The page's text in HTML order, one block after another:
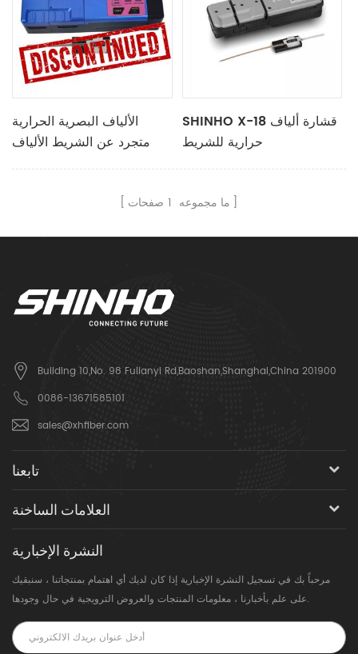
الألياف البصرية الحرارية
متجرد عن الشريط الألياف
X17
SHINHO X-18 قشارة ألياف
حرارية للشريط
ما مجموعه 1 صفحات
Building 10,No. 98 Fulianyi Rd,Baoshan,Shanghai,China 201900
0086-13671585101
sales@xhfiber.com
تابعنا
العلامات الساخنة
النشرة الإخبارية
مرحباً بك في تسجيل النشرة الإخبارية إذا كان لديك أي اهتمام بمنتجاتنا ، سنبقيك
على علم بأخبارنا ، معلومات المنتجات والعروض الترويجية في حال وجودها.